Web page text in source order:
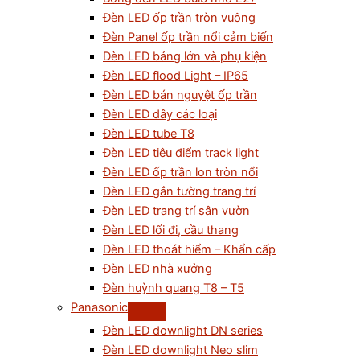
Đèn LED ốp trần tròn vuông
Đèn Panel ốp trần nổi cảm biến
Đèn LED bảng lớn và phụ kiện
Đèn LED flood Light – IP65
Đèn LED bán nguyệt ốp trần
Đèn LED dây các loại
Đèn LED tube T8
Đèn LED tiêu điểm track light
Đèn LED ốp trần lon tròn nổi
Đèn LED gắn tường trang trí
Đèn LED trang trí sân vườn
Đèn LED lối đi, cầu thang
Đèn LED thoát hiểm – Khẩn cấp
Đèn LED nhà xưởng
Đèn huỳnh quang T8 – T5
Panasonic
Đèn LED downlight DN series
Đèn LED downlight Neo slim